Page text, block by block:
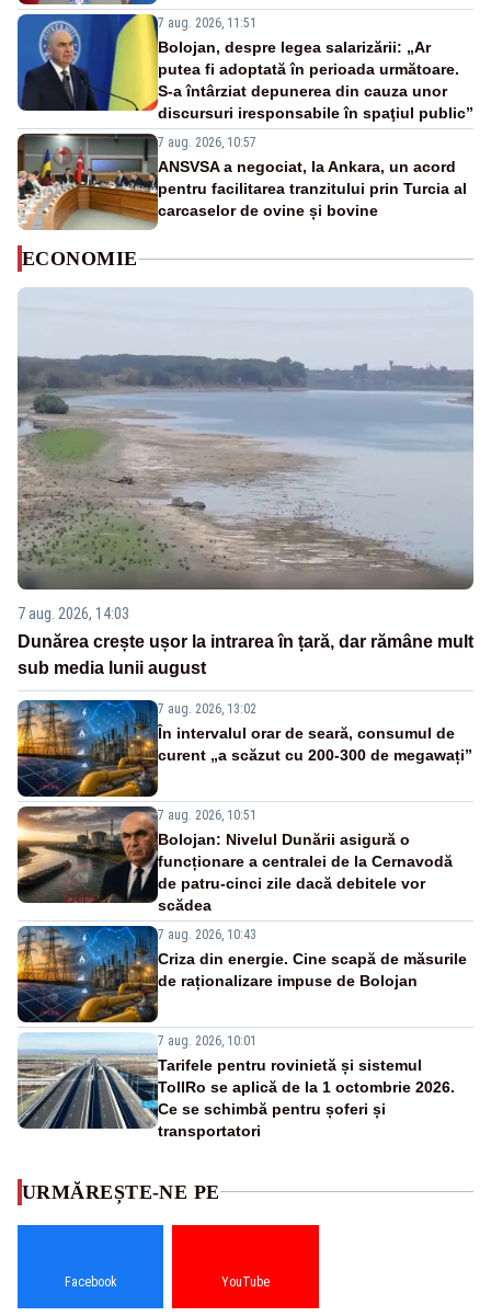
7 aug. 2026, 11:51
Bolojan, despre legea salarizării: „Ar
putea fi adoptată în perioada următoare.
S-a întârziat depunerea din cauza unor
discursuri iresponsabile în spaţiul public”
7 aug. 2026, 10:57
ANSVSA a negociat, la Ankara, un acord
pentru facilitarea tranzitului prin Turcia al
carcaselor de ovine și bovine
ECONOMIE
7 aug. 2026, 14:03
Dunărea crește ușor la intrarea în țară, dar rămâne mult
sub media lunii august
7 aug. 2026, 13:02
În intervalul orar de seară, consumul de
curent „a scăzut cu 200-300 de megawați”
7 aug. 2026, 10:51
Bolojan: Nivelul Dunării asigură o
funcționare a centralei de la Cernavodă
de patru-cinci zile dacă debitele vor
scădea
7 aug. 2026, 10:43
Criza din energie. Cine scapă de măsurile
de raționalizare impuse de Bolojan
7 aug. 2026, 10:01
Tarifele pentru rovinietă și sistemul
TollRo se aplică de la 1 octombrie 2026.
Ce se schimbă pentru șoferi și
transportatori
URMĂREȘTE-NE PE
Facebook YouTube